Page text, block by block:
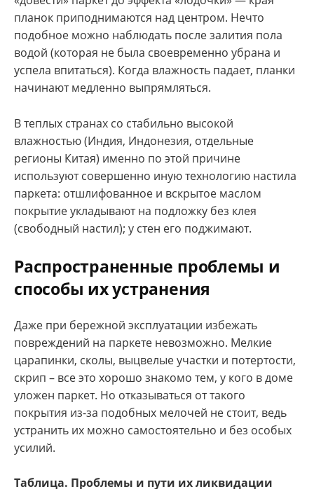
планок приподнимаются над центром. Нечто
подобное можно наблюдать после залития пола
водой (которая не была своевременно убрана и
успела впитаться). Когда влажность падает, планки
начинают медленно выпрямляться.
В теплых странах со стабильно высокой
влажностью (Индия, Индонезия, отдельные
регионы Китая) именно по этой причине
используют совершенно иную технологию настила
паркета: отшлифованное и вскрытое маслом
покрытие укладывают на подложку без клея
(свободный настил); у стен его поджимают.
Распространенные проблемы и
способы их устранения
Даже при бережной эксплуатации избежать
повреждений на паркете невозможно. Мелкие
царапинки, сколы, выцвелые участки и потертости,
скрип – все это хорошо знакомо тем, у кого в доме
уложен паркет. Но отказываться от такого
покрытия из-за подобных мелочей не стоит, ведь
устранить их можно самостоятельно и без особых
усилий.
Таблица. Проблемы и пути их ликвидации